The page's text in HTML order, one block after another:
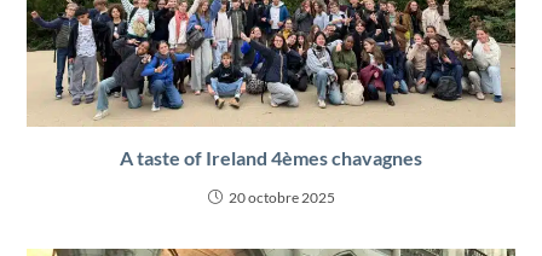
A taste of Ireland 4èmes chavagnes
20 octobre 2025